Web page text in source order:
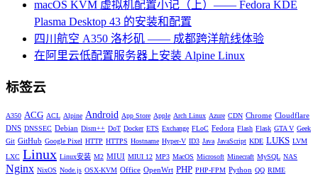
macOS KVM 虚拟机配置小记（上）—— Fedora KDE
Plasma Desktop 43 的安装和配置
四川航空 A350 洛杉矶 —— 成都跨洋航线体验
在阿里云低配置服务器上安装 Alpine Linux
标签云
A350 ACG ACL Alpine Android App Store Apple Arch Linux Azure CDN Chrome Cloudflare
DNS DNSSEC Debian Dism++ DoT Docker ETS Exchange FLoC Fedora Flash Flask GTA V Geek
Git GitHub Google Pixel HTTP HTTPS Hostname Hyper-V ID3 Java JavaScript KDE LUKS LVM
LXC Linux Linux安装 M2 MIUI MIUI 12 MP3 MacOS Microsoft Minecraft MySQL NAS
Nginx NixOS Node.js OSX-KVM Office OpenWrt PHP PHP-FPM Python QQ RIME